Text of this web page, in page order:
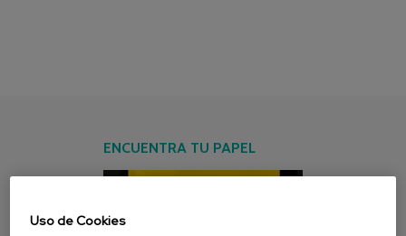
ENCUENTRA TU PAPEL
Uso de Cookies